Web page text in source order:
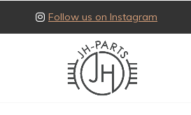
Follow us on Instagram